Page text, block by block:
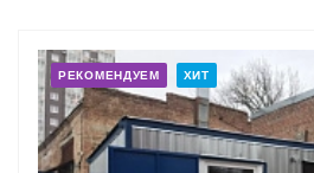
РЕКОМЕНДУЕМ ХИТ